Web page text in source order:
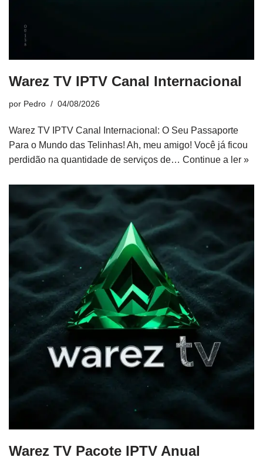
Warez TV IPTV Canal Internacional
por Pedro 04/08/2026
Warez TV IPTV Canal Internacional: O Seu Passaporte
Para o Mundo das Telinhas! Ah, meu amigo! Você já ficou
perdidão na quantidade de serviços de… Continue a ler »
Warez TV Pacote IPTV Anual